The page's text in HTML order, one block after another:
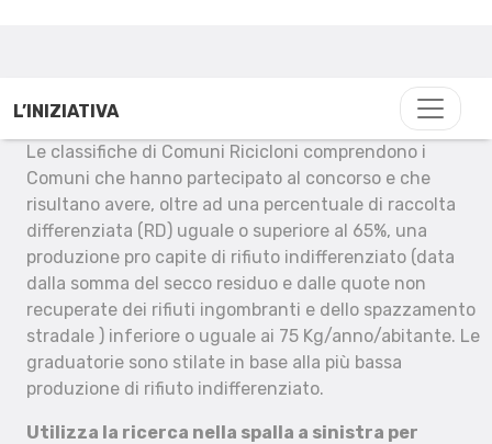
L’INIZIATIVA
Le classifiche di Comuni Ricicloni comprendono i
Comuni che hanno partecipato al concorso e che
risultano avere, oltre ad una percentuale di raccolta
differenziata (RD) uguale o superiore al 65%, una
produzione pro capite di rifiuto indifferenziato (data
dalla somma del secco residuo e dalle quote non
recuperate dei rifiuti ingombranti e dello spazzamento
stradale ) inferiore o uguale ai 75 Kg/anno/abitante. Le
graduatorie sono stilate in base alla più bassa
produzione di rifiuto indifferenziato.
Utilizza la ricerca nella spalla a sinistra per